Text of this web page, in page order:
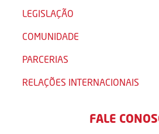
LEGISLAÇÃO
COMUNIDADE
PARCERIAS
RELAÇÕES INTERNACIONAIS
FALE